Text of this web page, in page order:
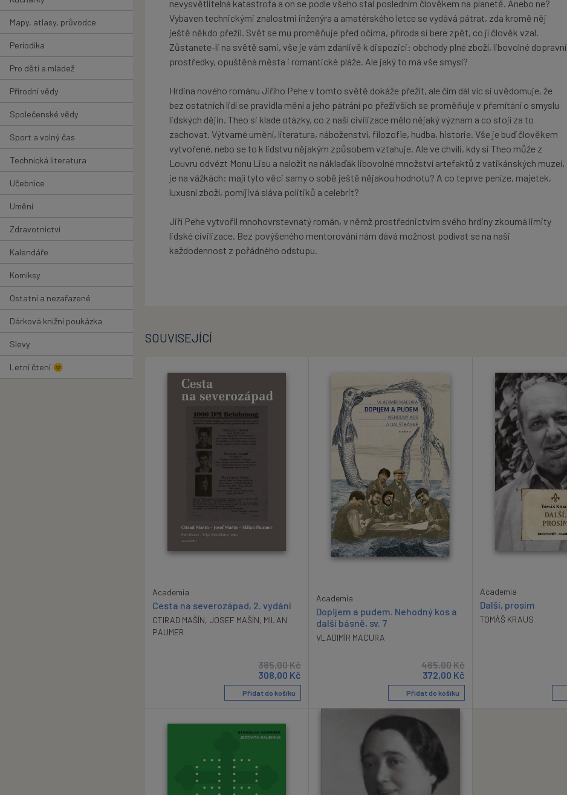
Mapy, atlasy, průvodce
Periodika
Pro děti a mládež
Přírodní vědy
Společenské vědy
Sport a volný čas
Technická literatura
Učebnice
Umění
Zdravotnictví
Kalendáře
Komiksy
Ostatní a nezařazené
Dárková knižní poukázka
Slevy
Letní čtení 🌞
nevysvětlitelná katastrofa a on se podle všeho stal posledním člověkem na planetě. Anebo ne?
Vybaven technickými znalostmi inženýra a amatérského letce se vydává pátrat, zda kromě něj
ještě někdo přežil. Svět se mu proměňuje před očima, příroda si bere zpět, co jí člověk vzal.
Zůstanete-li na světě sami, vše je vám zdánlivě k dispozici: obchody plné zboží, libovolné dopravní
prostředky, opuštěná města i romantické pláže. Ale jaký to má vše smysl?
Hrdina nového románu Jiřího Pehe v tomto světě dokáže přežít, ale čím dál víc si uvědomuje, že
bez ostatních lidí se pravidla mění a jeho pátrání po přeživších se proměňuje v přemítání o smyslu
lidských dějin. Theo si klade otázky, co z naší civilizace mělo nějaký význam a co stojí za to
zachovat. Výtvarné umění, literatura, náboženství, filozofie, hudba, historie. Vše je buď člověkem
vytvořené, nebo se to k lidstvu nějakým způsobem vztahuje. Ale ve chvíli, kdy si Theo může z
Louvru odvézt Monu Lisu a naložit na náklaďák libovolné množství artefaktů z vatikánských muzeí,
je na vážkách: mají tyto věci samy o sobě ještě nějakou hodnotu? A co teprve peníze, majetek,
luxusní zboží, pomíjivá sláva politiků a celebrit?
Jiří Pehe vytvořil mnohovrstevnatý román, v němž prostřednictvím svého hrdiny zkoumá limity
lidské civilizace. Bez povýšeného mentorování nám dává možnost podívat se na naši
každodennost z pořádného odstupu.
SOUVISEJÍCÍ
Academia
Cesta na severozápad, 2. vydání
CTIRAD MAŠÍN, JOSEF MAŠÍN, MILAN
PAUMER
385,00Kč
308,00 Kč
Přidat do košíku
Academia
Dopijem a pudem. Nehodný kos a
další básně, sv. 7
VLADIMÍR MACURA
465,00Kč
372,00 Kč
Přidat do košíku
Academia
Další, prosím
TOMÁŠ KRAUS